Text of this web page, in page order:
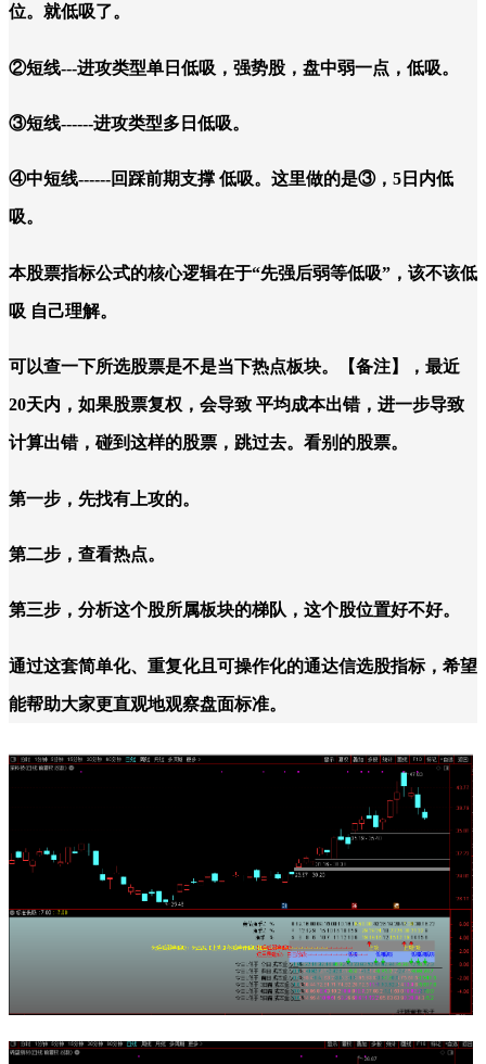
位。就低吸了。
②短线---进攻类型单日低吸，强势股，盘中弱一点，低吸。
③短线------进攻类型多日低吸。
④中短线------回踩前期支撑 低吸。这里做的是③，5日内低
吸。
本股票指标公式的核心逻辑在于“先强后弱等低吸”，该不该低
吸 自己理解。
可以查一下所选股票是不是当下热点板块。【备注】，最近
20天内，如果股票复权，会导致 平均成本出错，进一步导致
计算出错，碰到这样的股票，跳过去。看别的股票。
第一步，先找有上攻的。
第二步，查看热点。
第三步，分析这个股所属板块的梯队，这个股位置好不好。
通过这套简单化、重复化且可操作化的通达信选股指标，希望
能帮助大家更直观地观察盘面标准。